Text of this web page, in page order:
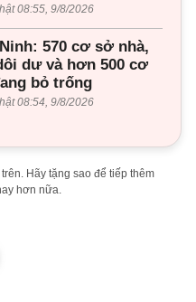
08:55, 9/8/2026
570 cơ sở nhà,
dư và hơn 500 cơ
bỏ trống
08:54, 9/8/2026
Hãy tặng sao để tiếp thêm
hơn nữa.